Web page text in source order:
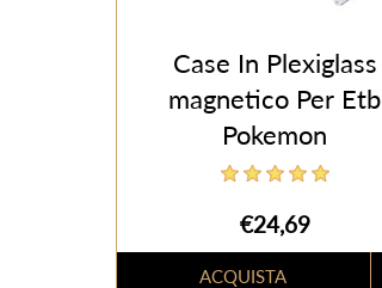
Case In Plexiglass
magnetico Per Etb
Pokemon
€24,69